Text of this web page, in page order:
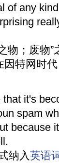
of any
物；废物
特网时
it's
spam
because
纳入英语